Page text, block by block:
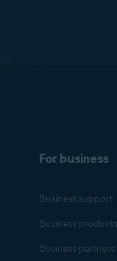
For business
Business support
Business products
Business partners